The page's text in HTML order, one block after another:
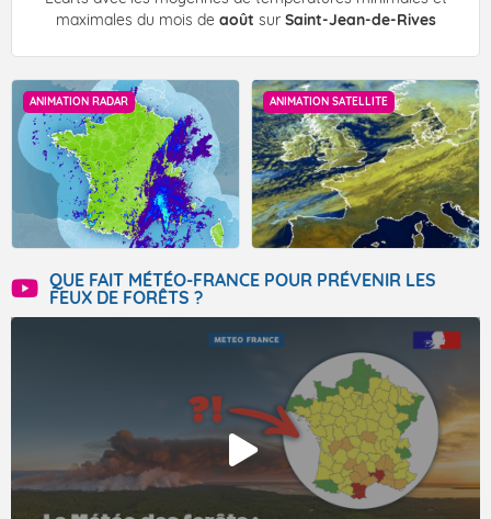
maximales du mois de août sur Saint-Jean-de-Rives
ANIMATION RADAR ANIMATION SATELLITE
QUE FAIT MÉTÉO-FRANCE POUR PRÉVENIR LES
FEUX DE FORÊTS ?